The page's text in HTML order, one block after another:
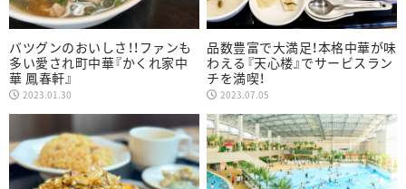
バツグンのおいしさ！！ファンも
多い愛され町中華『かくれ家中
華 鳳春軒』
2023.01.30
品数豊富で大満足！本格中華が味
わえる『天心楼』でサービスラン
チを満喫！
2023.07.05